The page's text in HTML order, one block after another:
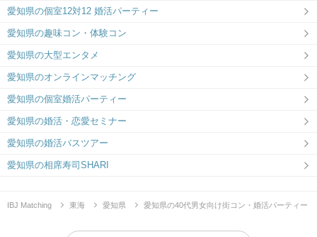
愛知県の個室12対12 婚活パーティー
愛知県の趣味コン・体験コン
愛知県の大型エンタメ
愛知県のオンラインマッチング
愛知県の個室婚活パーティー
愛知県の婚活・恋愛セミナー
愛知県の婚活バスツアー
愛知県の相席寿司SHARI
IBJ Matching 東海 愛知県 愛知県の40代男女向け街コン・婚活パーティー